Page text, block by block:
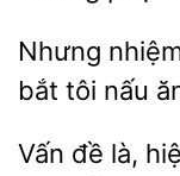
bắt
nấu
Vấn đề